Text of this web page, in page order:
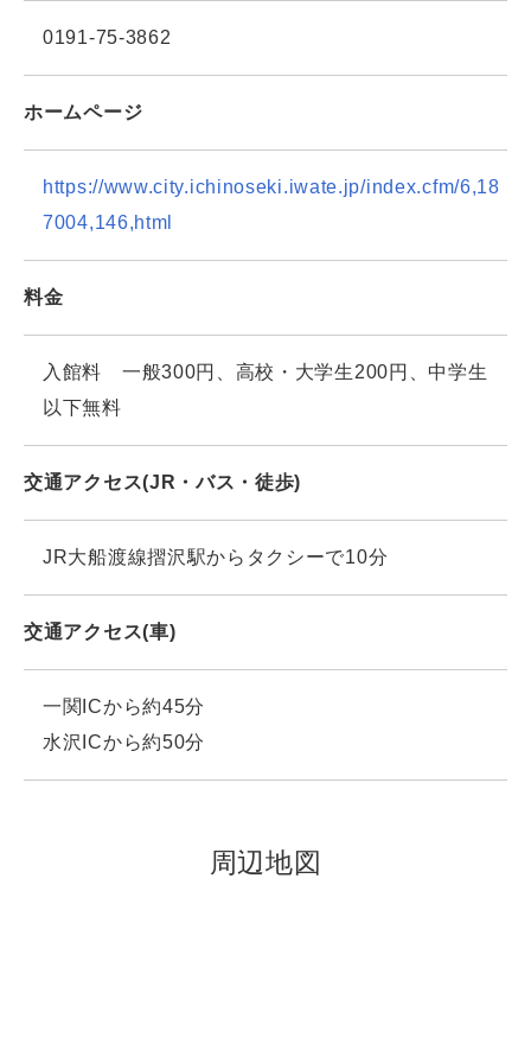
0191-75-3862
ホームページ
https://www.city.ichinoseki.iwate.jp/index.cfm/6,18
7004,146,html
料金
入館料 一般300円、高校・大学生200円、中学生
以下無料
交通アクセス(JR・バス・徒歩)
JR大船渡線摺沢駅からタクシーで10分
交通アクセス(車)
一関ICから約45分
水沢ICから約50分
周辺地図